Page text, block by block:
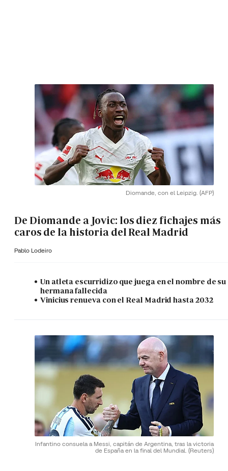
Diomande, con el Leipzig. (AFP)
De Diomande a Jovic: los diez fichajes más
caros de la historia del Real Madrid
Pablo Lodeiro
Un atleta escurridizo que juega en el nombre de su
hermana fallecida
Vinicius renueva con el Real Madrid hasta 2032
Infantino consuela a Messi, capitán de Argentina, tras la victoria
de España en la final del Mundial. (Reuters)